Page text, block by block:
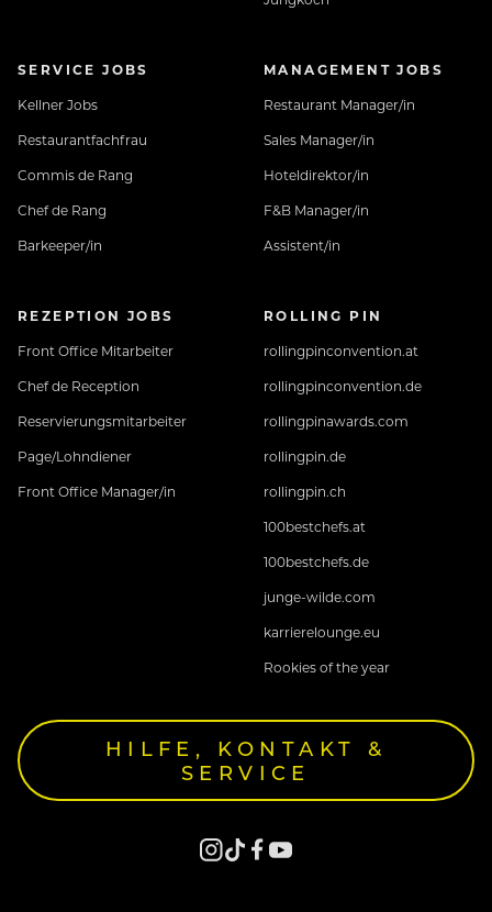
SERVICE JOBS
Kellner Jobs
Restaurantfachfrau
Commis de Rang
Chef de Rang
Barkeeper/in
MANAGEMENT JOBS
Restaurant Manager/in
Sales Manager/in
Hoteldirektor/in
F&B Manager/in
Assistent/in
REZEPTION JOBS
Front Office Mitarbeiter
Chef de Reception
Reservierungsmitarbeiter
Page/Lohndiener
Front Office Manager/in
ROLLING PIN
rollingpinconvention.at
rollingpinconvention.de
rollingpinawards.com
rollingpin.de
rollingpin.ch
100bestchefs.at
100bestchefs.de
junge-wilde.com
karrierelounge.eu
Rookies of the year
HILFE, KONTAKT &
SERVICE